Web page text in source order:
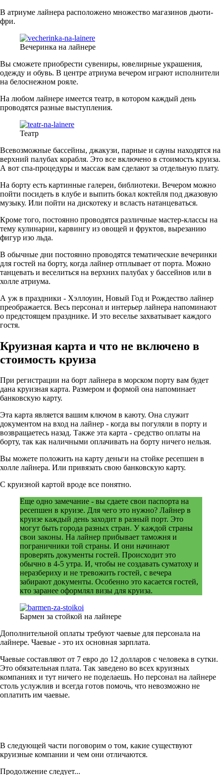
В атриуме лайнера расположено множество магазинов дьюти-
фри.
Вечеринка на лайнере
Вы сможете приобрести сувениры, ювелирные украшения,
одежду и обувь. В центре атриума вечером играют исполнители
на белоснежном рояле.
На любом лайнере имеется театр, в котором каждый день
проводятся разные выступления.
Театр
Всевозможные бассейны, джакузи, парные и сауны находятся на
верхний палубах корабля. Это все включено в стоимость круиза.
А вот спа-процедуры и массаж вам сделают за отдельную плату.
На борту есть картинные галереи, библиотеки. Вечером можно
пойти посидеть в клубе и выпить бокал коктейля под джазовую
музыку. Или пойти на дискотеку и всласть натанцеваться.
Кроме того, постоянно проводятся различные мастер-классы на
тему кулинарии, карвингу из овощей и фруктов, вырезанию
фигур изо льда.
В обычные дни постоянно проводятся тематические вечеринки
для гостей на борту, когда лайнер отплывает от порта. Можно
танцевать и веселиться на верхних палубах у бассейнов или в
холле атриума.
А уж в праздники - Хэллоуин, Новый Год и Рождество лайнер
преображается. Весь персонал и интерьер лайнера напоминают
о предстоящем празднике. И это веселье захватывает каждого
гостя.
Круизная карта и что не включено в
стоимость круиза
При регистрации на борт лайнера в морском порту вам будет
дана круизная карта. Размером и формой она напоминает
банковскую карту.
Эта карта является вашим ключом в каюту. Она служит
документом на вход на лайнер - когда вы погуляли в порту и
возвращаетесь назад. Также эта карта - средство оплаты на
борту, так как наличными оплачивать на борту ничего нельзя.
Вы можете положить на карту деньги на стойке ресепшен в
холле лайнера. Или привязать свою банковскую карту.
С круизной картой вроде все понятно.
Еще одно замечание - вы сдаете свои паспорта на
ресепшен в круизе. Для чего это нужно? Лайнер в
круизе каждый день заходит в разный порт. Это
могут быть города разных стран. У каждой страны
свои законы. На лайнер прибывает таможня и
пограничники той страны. И они начинают
проверять документы гостей. Происходит это
обычно в 4-5 утра. И, чтобы не создавать суматоху и
неразбериху и не тревожить гостей, с вечера
забирают документы. Особенно это касается гостей,
кто заранее оформлял визы для круиза.
Бармен за стойкой на лайнере
Дополнительной оплаты требуют чаевые для персонала на
лайнере. Чаевые - это их основная зарплата.
Чаевые составляют от 7 евро до 12 долларов с человека в сутки.
Это обязательная плата. Так заведено во всех круизных
компаниях и тут ничего не поделаешь. Но персонал на лайнере
столь услужлив и всегда готов помочь, что невозможно не
оплатить им чаевые.
В следующей части поговорим о том, какие существуют
круизные компании и чем они отличаются.
Продолжение следует...